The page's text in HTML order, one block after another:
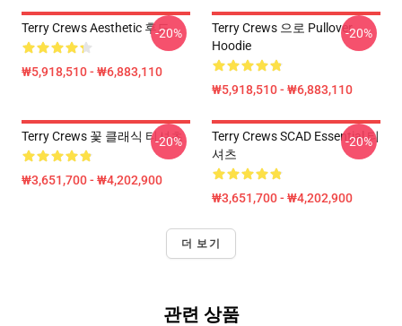
Terry Crews Aesthetic 후드
₩5,918,510 - ₩6,883,110
-20%
Terry Crews 으로 Pullover
Hoodie
₩5,918,510 - ₩6,883,110
-20%
Terry Crews 꽃 클래식 티셔츠
₩3,651,700 - ₩4,202,900
-20%
Terry Crews SCAD Essential 티
셔츠
₩3,651,700 - ₩4,202,900
-20%
더 보기
관련 상품